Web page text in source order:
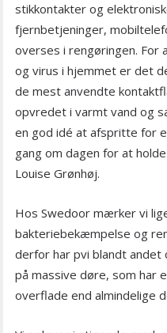
stikkontakter og
fjernbetjeninger,
overses i rengøringen.
og virus i hjemmet er det
de mest anvendte
opvredet i varmt vand og
en god idé at afspritte for
gang om dagen for at
Louise Grønhøj.
Hos Swedoor mærker vi
bakteriebekæmpelse og
derfor har pvi blandt
på massive døre, som har
overflade end almindelige